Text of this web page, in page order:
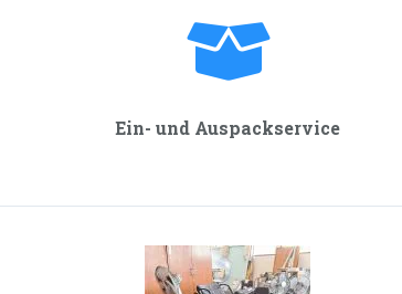
Ein- und Auspackservice